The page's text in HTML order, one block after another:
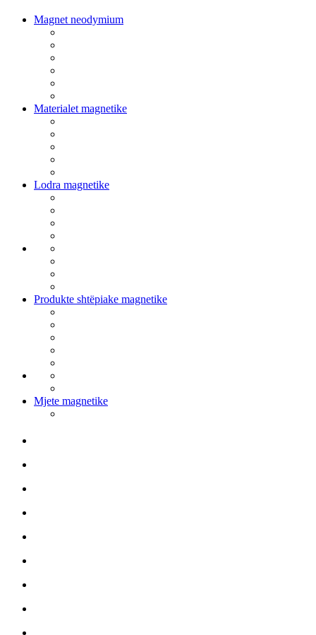
Magnet neodymium
Materialet magnetike
Lodra magnetike
Produkte shtëpiake magnetike
Mjete magnetike